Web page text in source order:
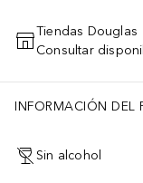
Tiendas Douglas
Consultar
INFORMACIÓN DEL
Sin alcohol